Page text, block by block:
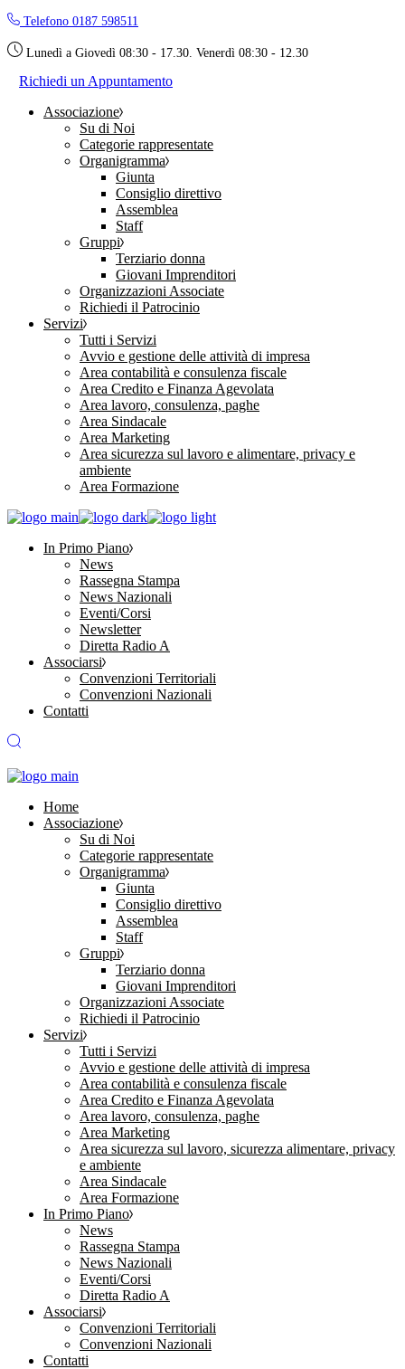
Skip
the
Telefono 0187 598511
Lunedì a Giovedì 08:30 - 17.30. Venerdì 08:30 - 12.30
Richiedi un Appuntamento
Associazione
Su di Noi
Categorie rappresentate
Organigramma
Giunta
Consiglio direttivo
Assemblea
Staff
Gruppi
Terziario donna
Giovani Imprenditori
Organizzazioni Associate
Richiedi il Patrocinio
Servizi
Tutti i Servizi
Avvio e gestione delle attività di impresa
Area contabilità e consulenza fiscale
Area Credito e Finanza Agevolata
Area lavoro, consulenza, paghe
Area Sindacale
Area Marketing
Area sicurezza sul lavoro e alimentare, privacy e
ambiente
Area Formazione
In Primo Piano
News
Rassegna Stampa
News Nazionali
Eventi/Corsi
Newsletter
Diretta Radio A
Associarsi
Convenzioni Territoriali
Convenzioni Nazionali
Contatti
Home
Associazione
Su di Noi
Categorie rappresentate
Organigramma
Giunta
Consiglio direttivo
Assemblea
Staff
Gruppi
Terziario donna
Giovani Imprenditori
Organizzazioni Associate
Richiedi il Patrocinio
Servizi
Tutti i Servizi
Avvio e gestione delle attività di impresa
Area contabilità e consulenza fiscale
Area Credito e Finanza Agevolata
Area lavoro, consulenza, paghe
Area Marketing
Area sicurezza sul lavoro, sicurezza alimentare, privacy
e ambiente
Area Sindacale
Area Formazione
In Primo Piano
News
Rassegna Stampa
News Nazionali
Eventi/Corsi
Diretta Radio A
Associarsi
Convenzioni Territoriali
Convenzioni Nazionali
Contatti